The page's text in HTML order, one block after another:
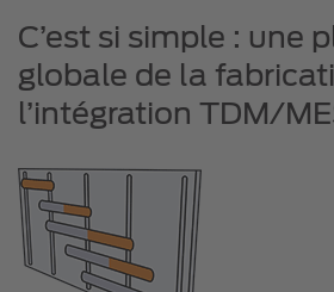
C’est si simple : une
globale de la
l’intégration TDM/